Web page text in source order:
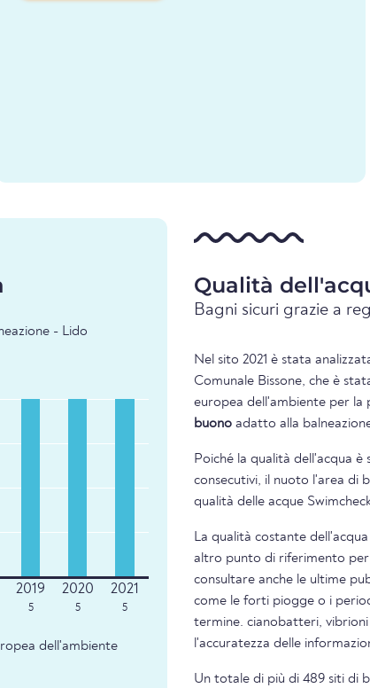
- Lido
5 5 5
dell'ambiente
Qualità
Bagni sicuri grazie a
Nel sito 2021 è stata
Comunale Bissone, che è
europea dell'ambiente per la
buono adatto alla
Poiché la qualità dell'acqua
consecutivi, il nuoto l'area di
qualità delle acque
La qualità costante
altro punto di riferimento per
consultare anche le ultime
come le forti piogge o i
termine. cianobatteri,
l'accuratezza delle
Un totale di più di 489 siti di